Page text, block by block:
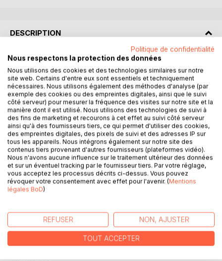
DESCRIPTION
"J'étais en cet instant tellement dans le souvenir vivant de
cette scène que je donnai un coup de volant un peu trop
brusque, comme pour éviter le fils Favreau qui
s'époumonait dans ma mémoire de faire attention !
Je n'étais pas Rue du Port à Luçon vingt ans plus tôt mais
bien sur la D949 à la sortie de Chantonnay. Des travaux sur
la voie publique rendaient la chaussée plutôt étroite. Des
balises de signalisation amputaient largement l'espace qui
m'était assigné."
Lorsque Patricia Cloarec, une jeune femme de vingt-huit
ans, quitta Nantes pour aller voir ses parents dans le Sud
Vendée, elle ne s'attendait pas à ce qu'un bref moment
d'inattention modifie à tout jamais le cours de son
Une histoire où se mêlent l'amour et le mensonge, en
Politique de confidentialité
Nous respectons la protection des données
Nous utilisons des cookies et des technologies similaires sur notre
site web. Certains d'entre eux sont essentiels et techniquement
nécessaires. Nous utilisons également des méthodes d'analyse (par
exemple des cookies ou des empreintes digitales, ainsi que le suivi
côté serveur) pour mesurer la fréquence des visites sur notre site et la
manière dont il est utilisé. Nous utilisons des technologies de suivi à
des fins de marketing et recourons à cet effet au suivi côté serveur
ainsi qu'à des fournisseurs tiers, ce qui permet d'utiliser des cookies,
des empreintes digitales, des pixels de suivi et des adresses IP sur
tous les appareils. Nous intégrons également sur notre site des
contenus tiers provenant d'autres fournisseurs (plateformes vidéo).
Nous n'avons aucune influence sur le traitement ultérieur des données
et sur un éventuel tracking par le fournisseur tiers. Par votre réglage,
vous acceptez les processus décrits ci-dessus. Vous pouvez
révoquer votre consentement avec effet pour l'avenir. (Mentions
légales BoD)
REFUSER NON, AJUSTER
TOUT ACCEPTER